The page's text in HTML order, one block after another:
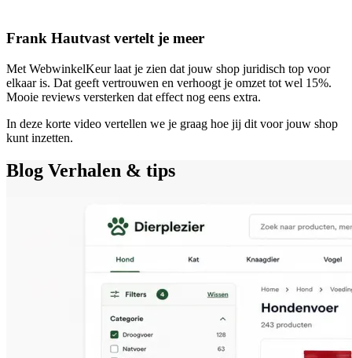
Frank Hautvast vertelt je meer
Met WebwinkelKeur laat je zien dat jouw shop juridisch top voor
elkaar is. Dat geeft vertrouwen en verhoogt je omzet tot wel 15%.
Mooie reviews versterken dat effect nog eens extra.
In deze korte video vertellen we je graag hoe jij dit voor jouw shop
kunt inzetten.
Blog Verhalen & tips